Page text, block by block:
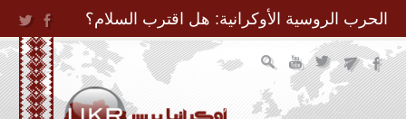
Jump to Navigation
الحرب الروسية الأوكرانية: هل اقترب السلام؟